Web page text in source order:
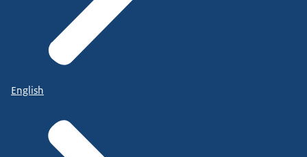
English